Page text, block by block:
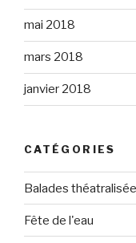
mai 2018
mars 2018
janvier 2018
CATÉGORIES
Balades
Fête de l'eau